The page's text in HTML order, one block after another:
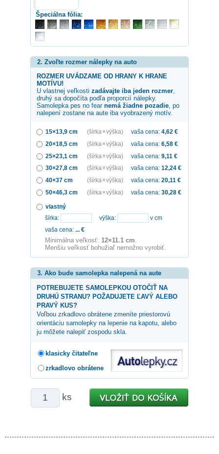
Špeciálna fólia:
2. Zvoľte rozmer nálepky na auto
ROZMER UVÁDZAME OD HRANY K HRANE
MOTÍVU!
U vlastnej veľkosti zadávajte iba jeden rozmer,
druhý sa dopočíta podľa proporcií nálepky.
Samolepka pes no fear nemá žiadne pozadie, po
nalepení zostane na aute iba vyobrazený motív.
15×13,9 cm (šírka × výška) vaša cena: 4,62 €
20×18,5 cm
(šírka × výška) vaša cena: 6,58 €
25×23,1 cm
(šírka × výška) vaša cena: 9,11 €
30×27,8 cm
(šírka × výška) vaša cena: 12,24 €
40×37 cm
(šírka × výška) vaša cena: 20,11 €
50×46,3 cm
(šírka × výška) vaša cena: 30,28 €
vlastný
šírka:
výška:
v cm
vaša cena: ... €
Minimálna veľkosť: 12×11.1 cm.
Menšiu veľkosť bohužiaľ nemožno vyrobiť.
3. Ako bude samolepka nalepená na aute
POTREBUJETE SAMOLEPKOU OTOČIŤ NA
DRUHÚ STRANU? POŽADUJETE ĽAVÝ ALEBO
PRAVÝ KUS?
Voľbou zrkadlovo obrátene zmeníte priestorovú
orientáciu samolepky na lepenie na kapotu, alebo
ju môžete nalepiť zospodu skla.
klasicky čitateľne
zrkadlovo obrátene
ks